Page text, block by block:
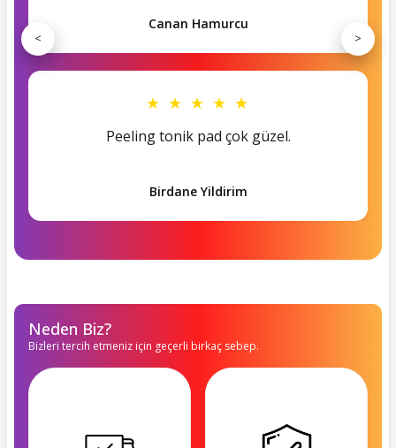
Canan Hamurcu
★ ★ ★ ★ ★
Peeling tonik pad çok güzel.
Birdane Yildirim
< >
Neden Biz?
Bizleri tercih etmeniz için geçerli birkaç sebep.